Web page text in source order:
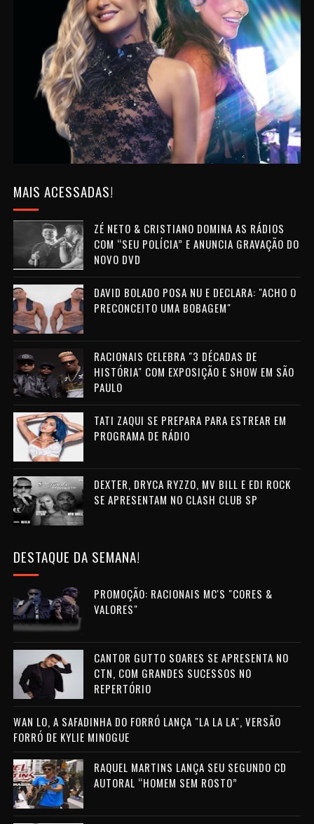
MAIS ACESSADAS!
ZÉ NETO & CRISTIANO DOMINA AS RÁDIOS
COM “SEU POLÍCIA” E ANUNCIA GRAVAÇÃO DO
NOVO DVD
DAVID BOLADO POSA NU E DECLARA: "ACHO O
PRECONCEITO UMA BOBAGEM"
RACIONAIS CELEBRA "3 DÉCADAS DE
HISTÓRIA" COM EXPOSIÇÃO E SHOW EM SÃO
PAULO
TATI ZAQUI SE PREPARA PARA ESTREAR EM
PROGRAMA DE RÁDIO
DEXTER, DRYCA RYZZO, MV BILL E EDI ROCK
SE APRESENTAM NO CLASH CLUB SP
DESTAQUE DA SEMANA!
PROMOÇÃO: RACIONAIS MC'S "CORES &
VALORES"
CANTOR GUTTO SOARES SE APRESENTA NO
CTN, COM GRANDES SUCESSOS NO
REPERTÓRIO
WAN LO, A SAFADINHA DO FORRÓ LANÇA "LA LA LA", VERSÃO
FORRÓ DE KYLIE MINOGUE
RAQUEL MARTINS LANÇA SEU SEGUNDO CD
AUTORAL “HOMEM SEM ROSTO”